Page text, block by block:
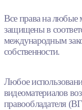
Все права на любые
защищены в
международным
собственности.
Любое
видеоматериалов
правообладателя